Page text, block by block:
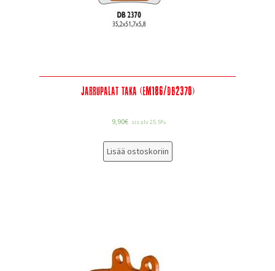
Jarrupalat taka (EM186/DB2370)
9,90€ sis alv 25.5%
Lisää ostoskoriin